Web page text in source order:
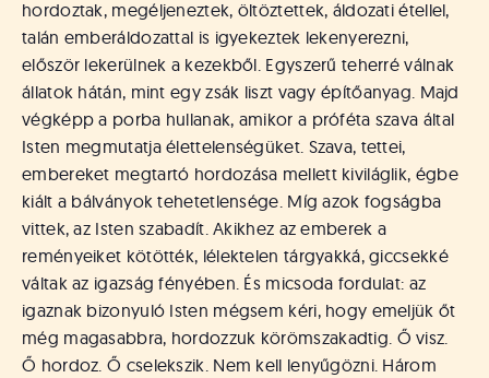
hordoztak, megéljeneztek, öltöztettek, áldozati étellel,
talán emberáldozattal is igyekeztek lekenyerezni,
először lekerülnek a kezekből. Egyszerű teherré válnak
állatok hátán, mint egy zsák liszt vagy építőanyag. Majd
végképp a porba hullanak, amikor a próféta szava által
Isten megmutatja élettelenségüket. Szava, tettei,
embereket megtartó hordozása mellett kiviláglik, égbe
kiált a bálványok tehetetlensége. Míg azok fogságba
vittek, az Isten szabadít. Akikhez az emberek a
reményeiket kötötték, lélektelen tárgyakká, giccsekké
váltak az igazság fényében. És micsoda fordulat: az
igaznak bizonyuló Isten mégsem kéri, hogy emeljük őt
még magasabbra, hordozzuk körömszakadtig. Ő visz.
Ő hordoz. Ő cselekszik. Nem kell lenyűgözni. Három